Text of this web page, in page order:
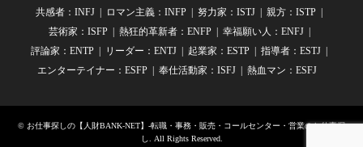
共感者：INFJ
ロマン主義：INFP 努力家：ISTJ
親方：ISTP
芸術家：ISFP
熱狂的革新者：ENFP
幸福願い人：ENFJ
評論家：ENTP
リーダー：ENTJ 起業家：ESTP
指導者：ESTJ
エンターテイナー：ESFP
奉仕活動家：ISFJ 熱血マン：ESFJ
© お仕事探しの【人財BANK-NET】-転職・事務・販売・コールセンター・営業のお仕事探
し. All Rights Reserved.